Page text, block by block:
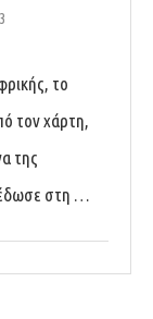
το
τον χάρτη,
της
στη …